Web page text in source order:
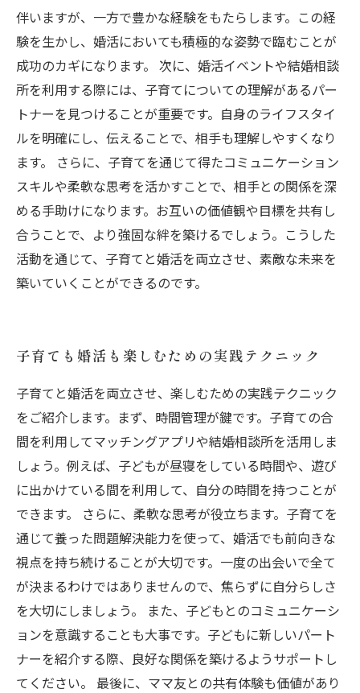
伴いますが、一方で豊かな経験をもたらします。この経
験を生かし、婚活においても積極的な姿勢で臨むことが
成功のカギになります。 次に、婚活イベントや結婚相談
所を利用する際には、子育てについての理解があるパー
トナーを見つけることが重要です。自身のライフスタイ
ルを明確にし、伝えることで、相手も理解しやすくなり
ます。 さらに、子育てを通じて得たコミュニケーション
スキルや柔軟な思考を活かすことで、相手との関係を深
める手助けになります。お互いの価値観や目標を共有し
合うことで、より強固な絆を築けるでしょう。こうした
活動を通じて、子育てと婚活を両立させ、素敵な未来を
築いていくことができるのです。
子育ても婚活も楽しむための実践テクニック
子育てと婚活を両立させ、楽しむための実践テクニック
をご紹介します。まず、時間管理が鍵です。子育ての合
間を利用してマッチングアプリや結婚相談所を活用しま
しょう。例えば、子どもが昼寝をしている時間や、遊び
に出かけている間を利用して、自分の時間を持つことが
できます。 さらに、柔軟な思考が役立ちます。子育てを
通じて養った問題解決能力を使って、婚活でも前向きな
視点を持ち続けることが大切です。一度の出会いで全て
が決まるわけではありませんので、焦らずに自分らしさ
を大切にしましょう。 また、子どもとのコミュニケーシ
ョンを意識することも大事です。子どもに新しいパート
ナーを紹介する際、良好な関係を築けるようサポートし
てください。 最後に、ママ友との共有体験も価値があり